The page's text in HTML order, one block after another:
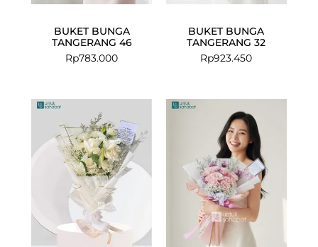
BUKET BUNGA
TANGERANG 46
Rp783.000
BUKET BUNGA
TANGERANG 32
Rp923.450